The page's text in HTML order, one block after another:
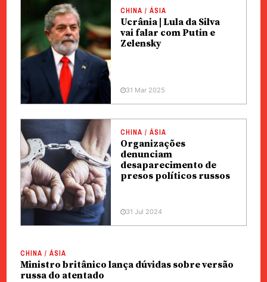
CHINA / ÁSIA
Ucrânia | Lula da Silva
vai falar com Putin e
Zelensky
31 Mar 2025
CHINA / ÁSIA
Organizações
denunciam
desaparecimento de
presos políticos russos
31 Jul 2024
CHINA / ÁSIA
Ministro britânico lança dúvidas sobre versão
russa do atentado